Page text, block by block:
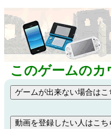
このゲームのカ